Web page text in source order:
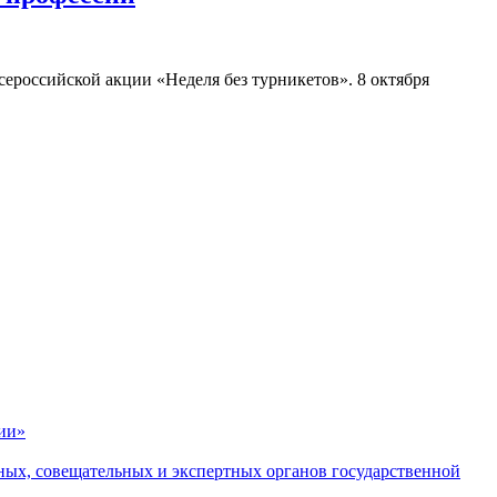
акции «Неделя без турникетов». 8 октября
совещательных и экспертных органов государственной